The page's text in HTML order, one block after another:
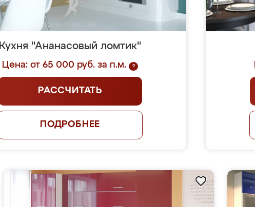
Кухня "Ананасовый ломтик"
Цена: от 65 000 руб. за п.м. ?
РАССЧИТАТЬ
ПОДРОБНЕЕ